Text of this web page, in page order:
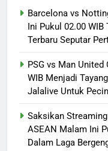
Barcelona vs
Ini Pukul 02.00
Terbaru Seputar
PSG vs Man
WIB Menjadi
Jalalive Untuk
Saksikan
ASEAN Malam Ini
Dalam Laga